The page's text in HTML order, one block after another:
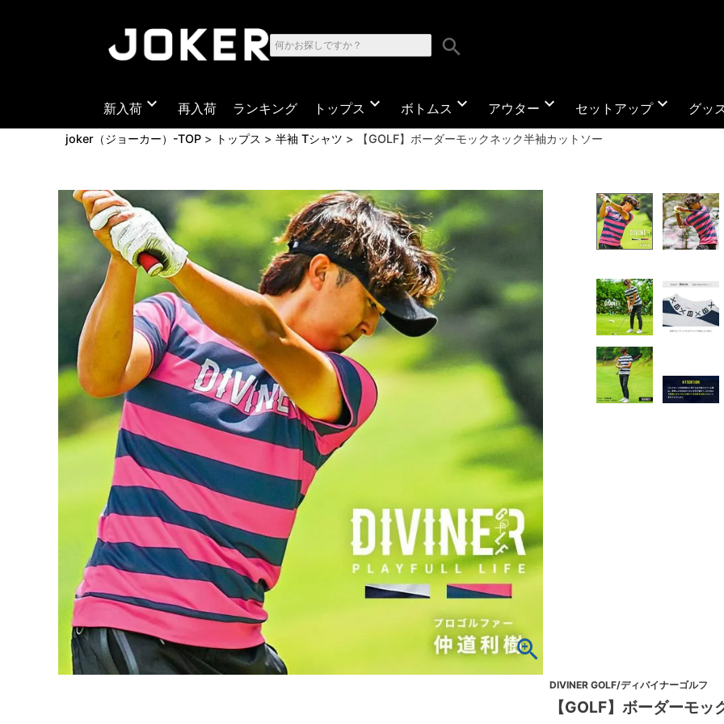
search
新入荷 expand_more 再入荷 ランキング トップス expand_more ボトムス expand_more アウター expand_more セットアップexpand_more グッ
joker（ジョーカー）-TOP トップス 半袖 Tシャツ 【GOLF】ボーダーモックネック半袖カットソー
DIVINER GOLF/ディバイナーゴルフ
【GOLF】ボーダーモ